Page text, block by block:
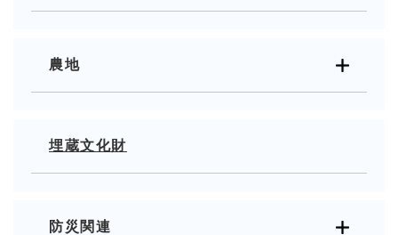
農地
埋蔵文化財
防災関連